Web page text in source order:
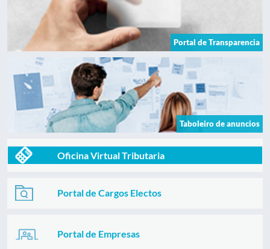
Portal de Transparencia
Taboleiro de anuncios
Oficina Virtual Tributaria
Portal de Cargos Electos
Portal de Empresas